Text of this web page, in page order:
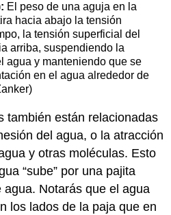
: El peso de una aguja en la
hacia abajo la tensión
la tensión superficial del
arriba, suspendiendo la
agua y manteniendo que se
en el agua alrededor de
también están relacionadas
del agua, o la atracción
y otras moléculas. Esto
“sube” por una pajita
Notarás que el agua
los lados de la paja que en